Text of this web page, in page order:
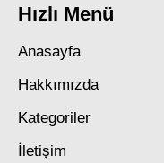
Hızlı Menü
Anasayfa
Hakkımızda
Kategoriler
İletişim